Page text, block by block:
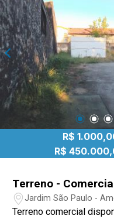
R$
R$
Terreno -
Jardim São Paulo -
Terreno comercial